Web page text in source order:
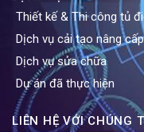
Thiết kế & Thi công tủ
Dịch vụ cải tạo nâng
Dịch vụ sửa chữa
Dự án đã thực hiện
LIÊN HỆ VỚI CHÚNG